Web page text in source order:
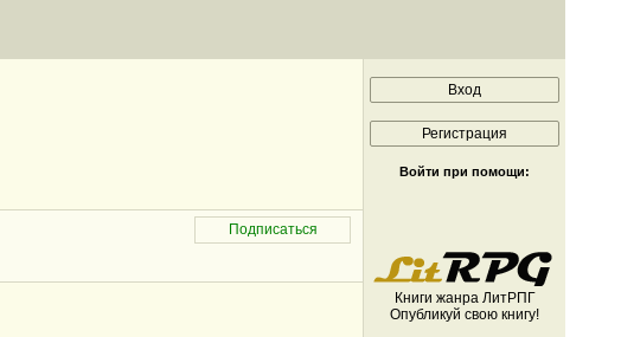
Войти при помощи:
Книги жанра ЛитРПГ
Опубликуй свою книгу!